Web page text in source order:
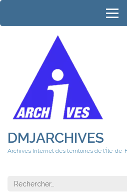
Aller
contenu
DMJARCHIVES
Archives Internet des territoires de l'Île-de-